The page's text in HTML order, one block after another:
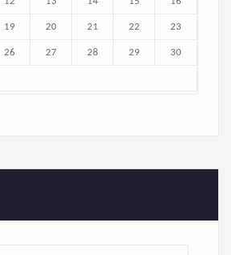
19 20 21 22 23
26 27 28 29 30